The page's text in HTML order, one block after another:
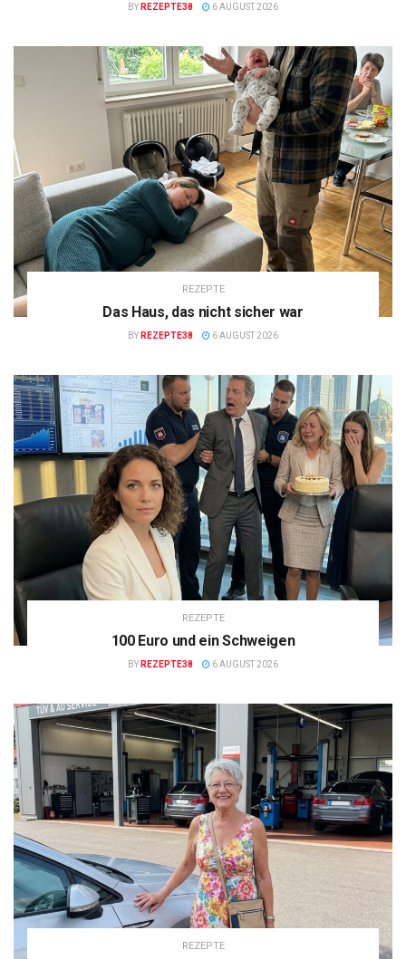
BY REZEPTE38 6 AUGUST 2026
REZEPTE
Das Haus, das nicht sicher war
BY REZEPTE38 6 AUGUST 2026
REZEPTE
100 Euro und ein Schweigen
BY REZEPTE38 6 AUGUST 2026
REZEPTE